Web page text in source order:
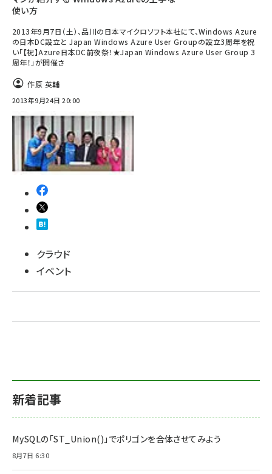
使い方
2013年9月7日（土）、品川の日本マイクロソフト本社にて、Windows Azure
の日本DC設立と Japan Windows Azure User Groupの設立3周年を祝
い「【祝】Azure日本DC前夜祭！★Japan Windows Azure User Group 3
周年！」が開催さ
作原 英輔
2013年9月24日 20:00
クラウド
イベント
新着記事
MySQLの「ST_Union()」でポリゴンを合体させてみよう
8月7日 6:30